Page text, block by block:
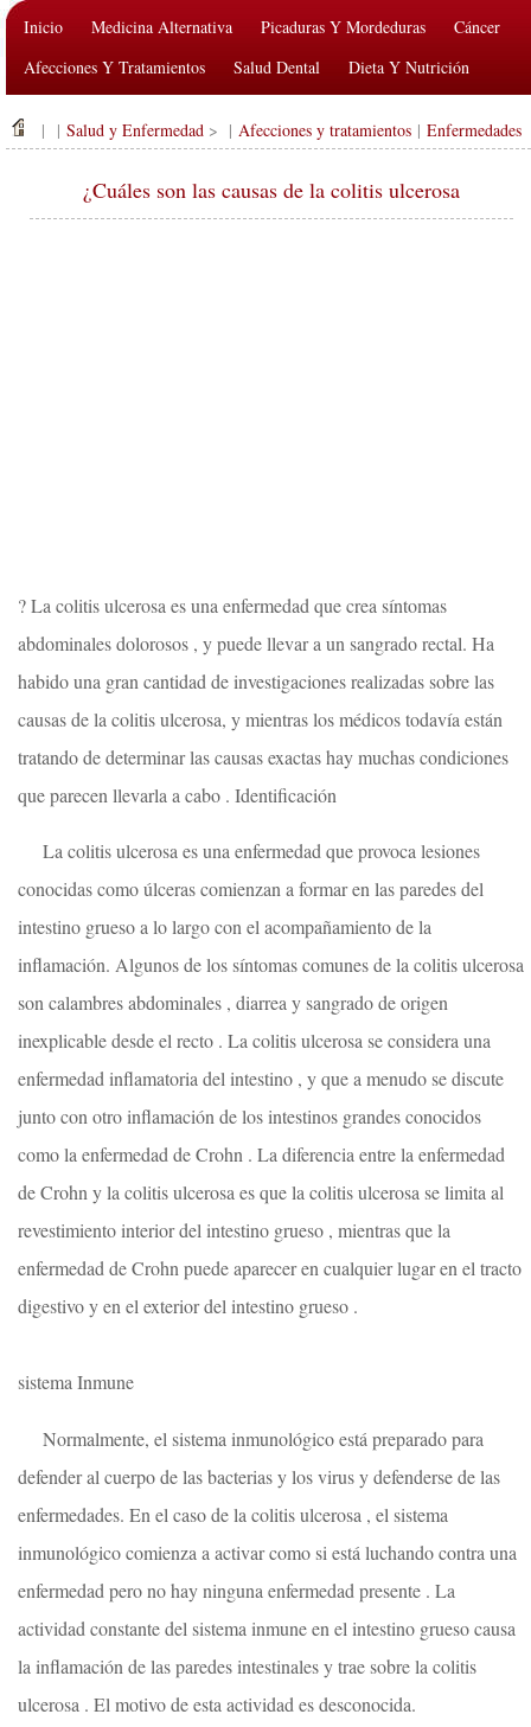
Inicio Medicina Alternativa Picaduras Y Mordeduras
Cáncer
Afecciones Y Tratamientos
Salud Dental
Dieta Y Nutrición
Salud Pública Y Seguridad
Cirugías Y Procedimientos Salud
| | Salud y Enfermedad > | Afecciones y tratamientos | Enfermedades
¿Cuáles son las causas de la colitis ulcerosa
? La colitis ulcerosa es una enfermedad que crea síntomas
abdominales dolorosos , y puede llevar a un sangrado rectal. Ha
habido una gran cantidad de investigaciones realizadas sobre las
causas de la colitis ulcerosa, y mientras los médicos todavía están
tratando de determinar las causas exactas hay muchas condiciones
que parecen llevarla a cabo . Identificación
La colitis ulcerosa es una enfermedad que provoca lesiones
conocidas como úlceras comienzan a formar en las paredes del
intestino grueso a lo largo con el acompañamiento de la
inflamación. Algunos de los síntomas comunes de la colitis ulcerosa
son calambres abdominales , diarrea y sangrado de origen
inexplicable desde el recto . La colitis ulcerosa se ​​considera una
enfermedad inflamatoria del intestino , y que a menudo se discute
junto con otro inflamación de los intestinos grandes conocidos
como la enfermedad de Crohn . La diferencia entre la enfermedad
de Crohn y la colitis ulcerosa es que la colitis ulcerosa se ​​limita al
revestimiento interior del intestino grueso , mientras que la
enfermedad de Crohn puede aparecer en cualquier lugar en el tracto
digestivo y en el exterior del intestino grueso .
sistema Inmune
Normalmente, el sistema inmunológico está preparado para
defender al cuerpo de las bacterias y los virus y defenderse de las
enfermedades. En el caso de la colitis ulcerosa , el sistema
inmunológico comienza a activar como si está luchando contra una
enfermedad pero no hay ninguna enfermedad presente . La
actividad constante del sistema inmune en el intestino grueso causa
la inflamación de las paredes intestinales y trae sobre la colitis
ulcerosa . El motivo de esta actividad es desconocida.